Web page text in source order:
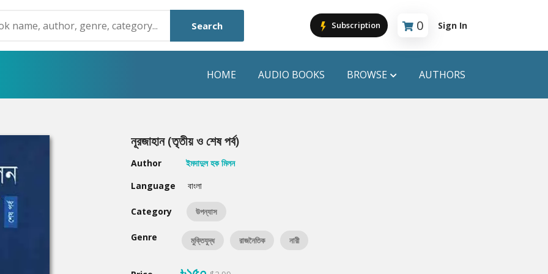
Search Subscription 0
Cart is empty
Sign In
HOME AUDIO BOOKS BROWSE
Humayun Ahmed
Mouri Morium
Hot & New
AUTHORS
নূরজাহান (তৃতীয় ও শেষ পর্ব)
Author
ইমদাদুল হক মিলন
Language
বাংলা
Category উপন্যাস
Genre মুক্তিযুদ্ধ রাজনৈতিক নারী